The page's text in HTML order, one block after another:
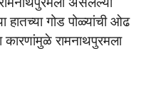
हातच्या गोड पोळ्यांची ओढ
रामनाथपुरमला